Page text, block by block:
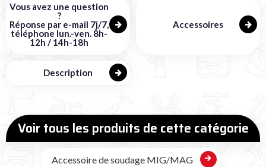
Vous avez une question
?
Réponse par e-mail 7j/7,
téléphone lun.-ven. 8h-
12h / 14h-18h
Accessoires
Description
Voir tous les produits de cette catégorie
Accessoire de soudage MIG/MAG